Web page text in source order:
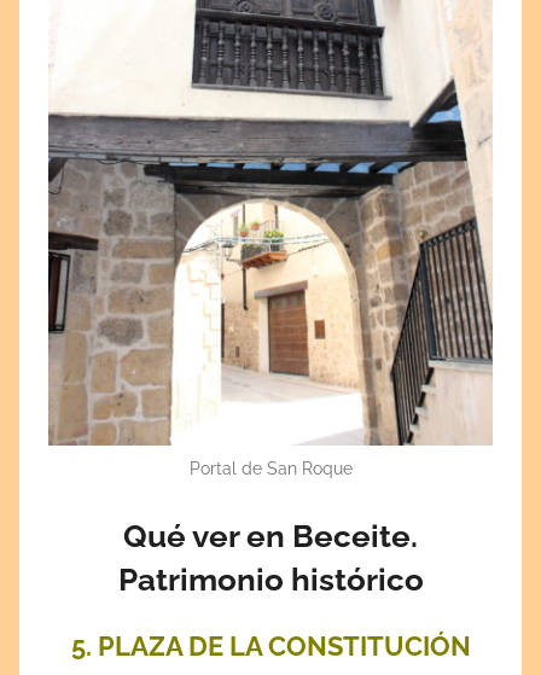
Portal de San Roque
Qué ver en Beceite.
Patrimonio histórico
5. PLAZA DE LA CONSTITUCIÓN